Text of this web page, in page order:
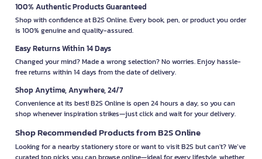
100% Authentic Products Guaranteed
Shop with confidence at B2S Online. Every book, pen, or product you order
is 100% genuine and quality-assured.
Easy Returns Within 14 Days
Changed your mind? Made a wrong selection? No worries. Enjoy hassle-
free returns within 14 days from the date of delivery.
Shop Anytime, Anywhere, 24/7
Convenience at its best! B2S Online is open 24 hours a day, so you can
shop whenever inspiration strikes—just click and wait for your delivery.
Shop Recommended Products from B2S Online
Looking for a nearby stationery store or want to visit B2S but can't? We’ve